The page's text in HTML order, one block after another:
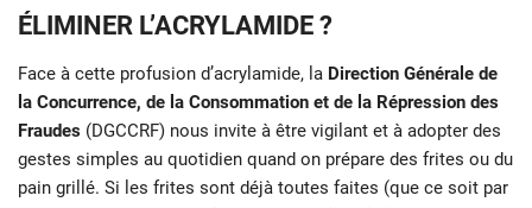
ÉLIMINER L’ACRYLAMIDE ?
Face à cette profusion d’acrylamide, la Direction Générale de
la Concurrence, de la Consommation et de la Répression des
Fraudes (DGCCRF) nous invite à être vigilant et à adopter des
gestes simples au quotidien quand on prépare des frites ou du
pain grillé. Si les frites sont déjà toutes faites (que ce soit par